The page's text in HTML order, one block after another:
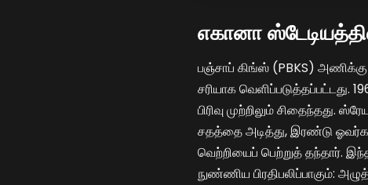
எகானா
பஞ்சாப் கிங்ஸ் (PBKS)
சரியாக வெளிப்படுத்தப்பட்டது.
பிரிவு முற்றிலும் சிதைந்தது.
சதத்தை அடித்து, இரண்டு
வெற்றியைப் பெற்றுத் தந்தார்.
நுண்ணிய பிரதிபலிப்பாகும்: